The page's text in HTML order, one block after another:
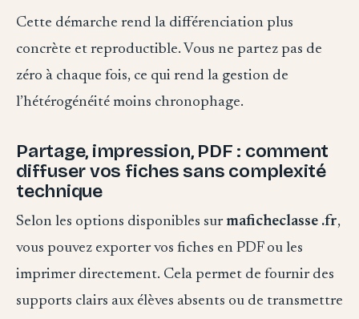
Cette démarche rend la différenciation plus
concrète et reproductible. Vous ne partez pas de
zéro à chaque fois, ce qui rend la gestion de
l’hétérogénéité moins chronophage.
Partage, impression, PDF : comment
diffuser vos fiches sans complexité
technique
Selon les options disponibles surmaficheclasse .fr,
vous pouvez exporter vos fiches en PDF ou les
imprimer directement. Cela permet de fournir des
supports clairs aux élèves absents ou de transmettre